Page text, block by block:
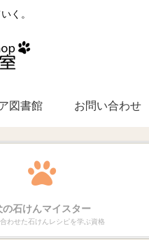
く。
図書館 お問い合わせ
の石けんマイスター
わせた石けんレシピを学ぶ資格